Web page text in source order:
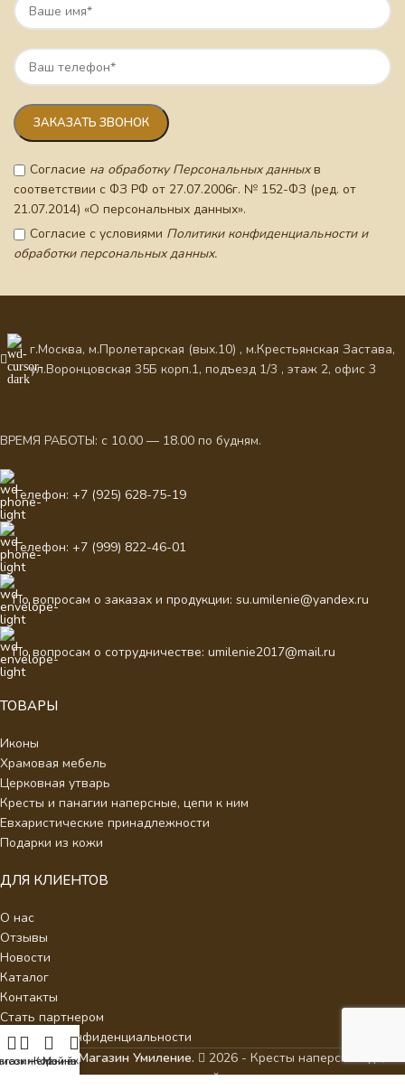
Согласие на обработку Персональных данныхв
соответствии с ФЗ РФ от 27.07.2006г. № 152-ФЗ (ред. от
21.07.2014) «О персональных данных».
Согласие с условиями Политики конфиденциальности и
обработки персональных данных.
г.Москва, м.Пролетарская (вых.10) , м.Крестьянская Застава,
ул.Воронцовская 35Б корп.1, подъезд 1/3 , этаж 2, офис 3
ВРЕМЯ РАБОТЫ: с 10.00 — 18.00 по будням.
Телефон: +7 (925) 628-75-19
Телефон: +7 (999) 822-46-01
По вопросам о заказах и продукции: su.umilenie@yandex.ru
По вопросам о сотрудничестве: umilenie2017@mail.ru
ТОВАРЫ
Иконы
Храмовая мебель
Церковная утварь
Кресты и панагии наперсные, цепи к ним
Евхаристические принадлежности
Подарки из кожи
ДЛЯ КЛИЕНТОВ
О нас
Отзывы
Новости
Каталог
Контакты
Стать партнером
Политика конфиденциальности
Интернет Магазин Умиление.
2026 - Кресты наперсные для
священнослужителей с украшениями.
желаний
Корзина
Мой аккаунт